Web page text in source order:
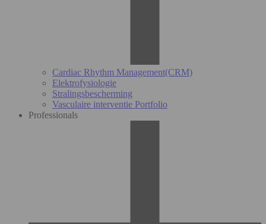
Cardiac Rhythm Management(CRM)
Elektrofysiologie
Stralingsbescherming
Vasculaire interventie Portfolio
Professionals